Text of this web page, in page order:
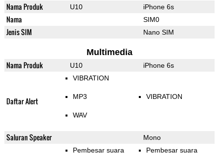
Nama Produk U10 iPhone 6s
Nama SIM0
Jenis SIM Nano SIM
Multimedia
Nama Produk U10 iPhone 6s
Daftar Alert
VIBRATION
MP3
WAV
VIBRATION
Saluran Speaker Mono
Pembesar suara Pembesar suara